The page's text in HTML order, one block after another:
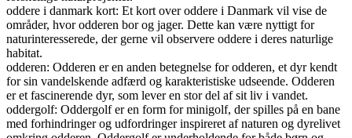
oddere i danmark kort: Et kort over oddere i Danmark vil vise de
områder, hvor odderen bor og jager. Dette kan være nyttigt for
naturinteresserede, der gerne vil observere oddere i deres naturlige
habitat.
odderen: Odderen er en anden betegnelse for odderen, et dyr kendt
for sin vandelskende adfærd og karakteristiske udseende. Odderen
er et fascinerende dyr, som lever en stor del af sit liv i vandet.
oddergolf: Oddergolf er en form for minigolf, der spilles på en bane
med forhindringer og udfordringer inspireret af naturen og dyrelivet